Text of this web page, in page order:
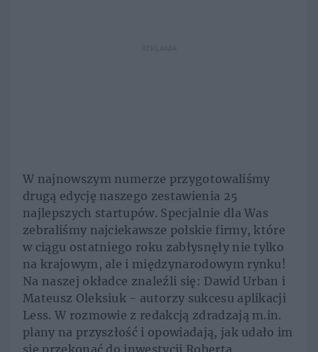
REKLAMA
W najnowszym numerze przygotowaliśmy
drugą edycję naszego zestawienia 25
najlepszych startupów. Specjalnie dla Was
zebraliśmy najciekawsze polskie firmy, które
w ciągu ostatniego roku zabłysnęły nie tylko
na krajowym, ale i międzynarodowym rynku!
Na naszej okładce znaleźli się: Dawid Urban i
Mateusz Oleksiuk - autorzy sukcesu aplikacji
Less. W rozmowie z redakcją zdradzają m.in.
plany na przyszłość i opowiadają, jak udało im